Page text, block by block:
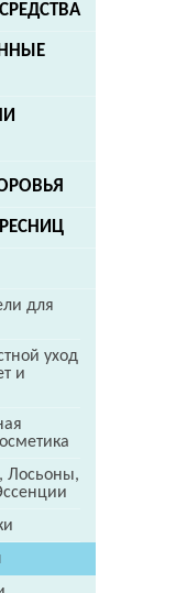
для
уход
и
Лосьоны,